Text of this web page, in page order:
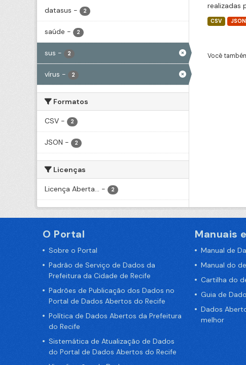
datasus - 2
saúde - 2
sus - 2
vírus - 2
Formatos
CSV - 2
JSON - 2
Licenças
Licença Aberta... - 2
realizadas
CSV JSON
Você
O Portal
Sobre o Portal
Padrão de Serviço de Dados da
Prefeitura da Cidade de Recife
Padrões de Publicação dos Dados no
Portal de Dados Abertos do Recife
Política de Dados Abertos da Prefeitura
do Recife
Sistemática de Atualização de Dados
do Portal de Dados Abertos do Recife
Manuais
Manual de
Manual do
Cartilha do
Guia de
Dados
melhor